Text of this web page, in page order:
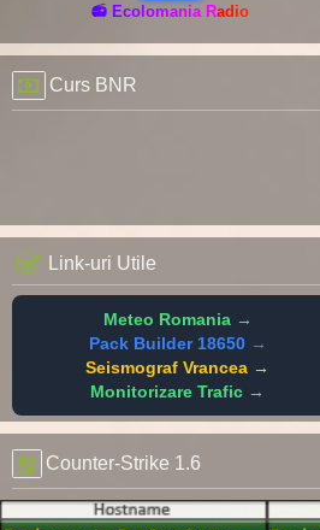
📻 Ecolomania Radio
Curs BNR
Link-uri Utile
Meteo Romania →
Pack Builder 18650 →
Seismograf Vrancea →
Monitorizare Trafic →
Counter-Strike 1.6